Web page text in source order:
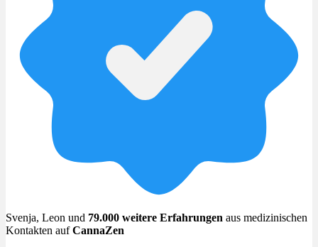
Erfahrungen
Menü
Svenja, Leon und 79.000 weitere Erfahrungen aus medizinischen
Kontakten aufCannaZen